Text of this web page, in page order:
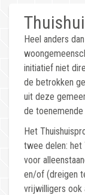
Heel anders
initiatief niet
de betrokken
uit deze
de
Het
twee delen: het
voor
en/of (dreigen
vrijwilligers